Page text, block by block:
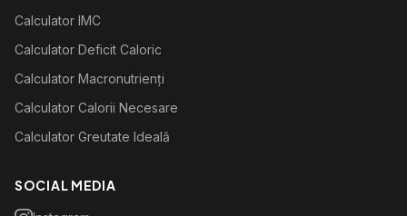
Calculator IMC
Calculator Deficit Caloric
Calculator Macronutrienți
Calculator Calorii Necesare
Calculator Greutate Ideală
SOCIAL MEDIA